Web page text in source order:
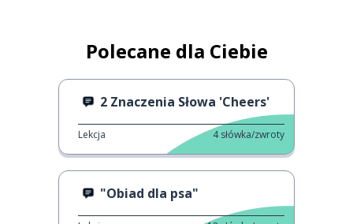
Polecane dla Ciebie
2 Znaczenia Słowa 'Cheers'
Lekcja 4 słówka/zwroty
"Obiad dla psa"